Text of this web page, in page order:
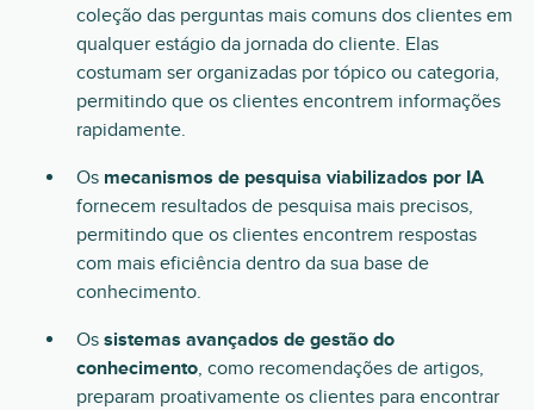
coleção das perguntas mais comuns dos clientes em
qualquer estágio da jornada do cliente. Elas
costumam ser organizadas por tópico ou categoria,
permitindo que os clientes encontrem informações
rapidamente.
Os mecanismos de pesquisa viabilizados por IA
fornecem resultados de pesquisa mais precisos,
permitindo que os clientes encontrem respostas
com mais eficiência dentro da sua base de
conhecimento.
Os sistemas avançados de gestão do
conhecimento, como recomendações de artigos,
preparam proativamente os clientes para encontrar